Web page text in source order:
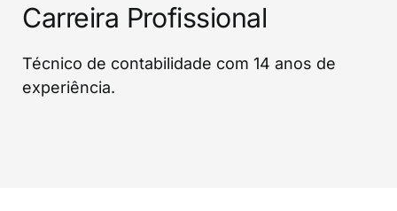
Carreira Profissional
Técnico de contabilidade com 14 anos de
experiência.